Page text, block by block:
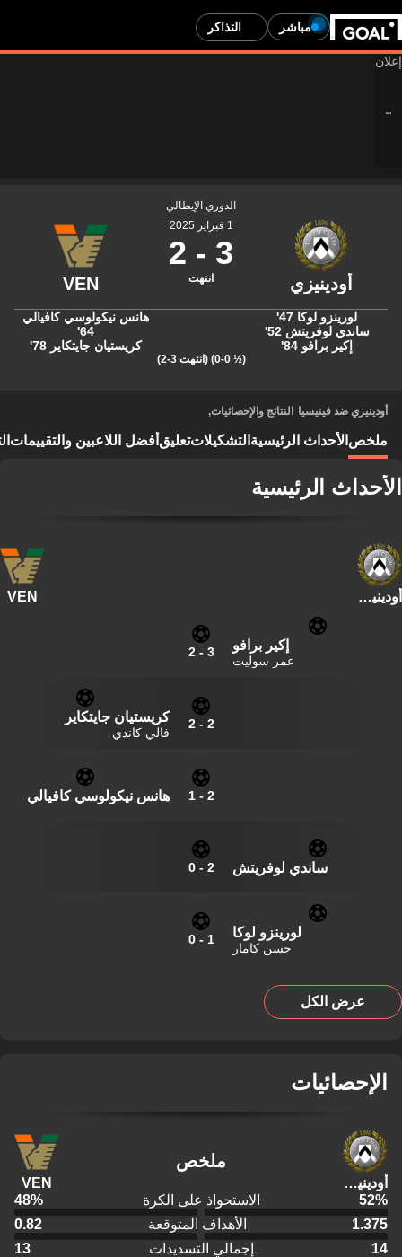
مباشر التذاكر
الدوري الإيطالي
1 فبراير 2025
3
-
2
انتهت
لورينزو لوكا 47'
ساندي لوفريتش 52'
إكير برافو 84'
هانس نيكولوسي كافيالي
64'
كريستيان جايتكاير 78'
(½ 0-0) (انتهت 3-2)
أودينيزي ضد فينيسيا النتائج والإحصائيات,
ملخص الأحداث الرئيسية التشكيلاتتعليق أفضل اللاعبين والتقييمات
الأحداث الرئيسية
أودينيزي VEN
إكير برافو
عمر سوليت
3
-
2
2
-
2 كريستيان جايتكاير
فالي كاندي
2
-
1 هانس نيكولوسي كافيالي
ساندي لوفريتش 2
-
0
لورينزو لوكا
حسن كامار
1
-
0
عرض الكل
الإحصائيات
أودينيزي
ملخص
VEN
52% الاستحواذ على الكرة 48%
1.375
الأهداف المتوقعة
0.82
14
إجمالي التسديدات
13